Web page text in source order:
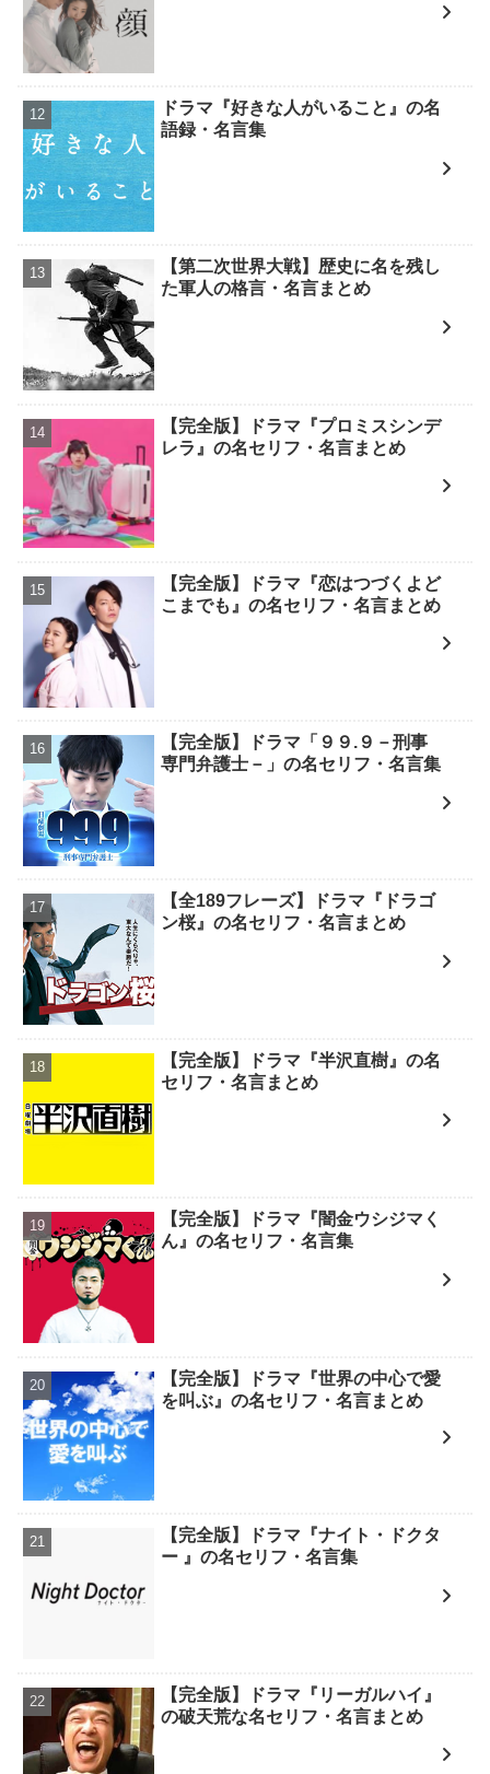
ドラマ『好きな人がいること』の名
語録・名言集
【第二次世界大戦】歴史に名を残し
た軍人の格言・名言まとめ
【完全版】ドラマ『プロミスシンデ
レラ』の名セリフ・名言まとめ
【完全版】ドラマ『恋はつづくよど
こまでも』の名セリフ・名言まとめ
【完全版】ドラマ「９９.９－刑事
専門弁護士－」の名セリフ・名言集
【全189フレーズ】ドラマ『ドラゴ
ン桜』の名セリフ・名言まとめ
【完全版】ドラマ『半沢直樹』の名
セリフ・名言まとめ
【完全版】ドラマ『闇金ウシジマく
ん』の名セリフ・名言集
【完全版】ドラマ『世界の中心で愛
を叫ぶ』の名セリフ・名言まとめ
【完全版】ドラマ『ナイト・ドクタ
ー 』の名セリフ・名言集
【完全版】ドラマ『リーガルハイ』
の破天荒な名セリフ・名言まとめ